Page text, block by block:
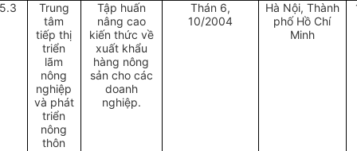
Trung
tâm
tiếp thị
triển
lãm
nông
nghiệp
và phát
triển
nông
thôn
Tập huấn
nâng cao
kiến thức về
xuất khẩu
hàng nông
sản cho các
doanh
nghiệp.
Thán 6,
10/2004
Hà Nội, Thành
phố Hồ Chí
Minh